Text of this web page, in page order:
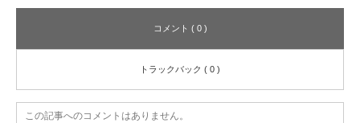
コメント ( 0 )
トラックバック ( 0 )
この記事へのコメントはありません。